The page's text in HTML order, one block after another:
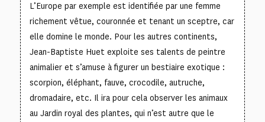
L’Europe par exemple est identifiée par une femme
richement vêtue, couronnée et tenant un sceptre, car
elle domine le monde. Pour les autres continents,
Jean-Baptiste Huet exploite ses talents de peintre
animalier et s’amuse à figurer un bestiaire exotique :
scorpion, éléphant, fauve, crocodile, autruche,
dromadaire, etc. Il ira pour cela observer les animaux
au Jardin royal des plantes, qui n’est autre que le